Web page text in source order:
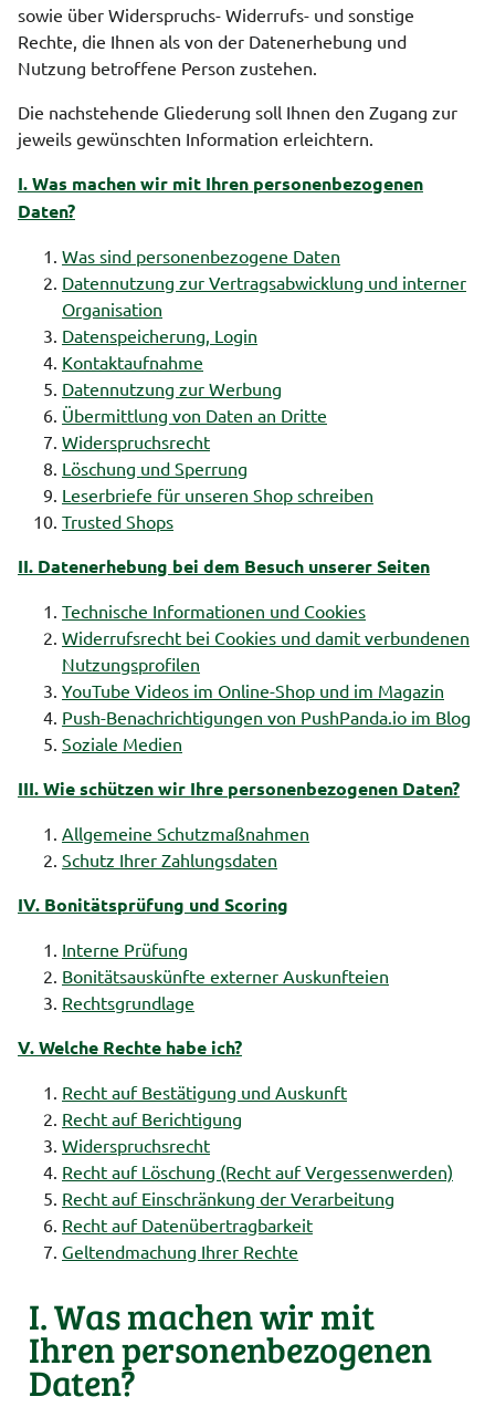
sowie über Widerspruchs- Widerrufs- und sonstige
Rechte, die Ihnen als von der Datenerhebung und
Nutzung betroffene Person zustehen.
Die nachstehende Gliederung soll Ihnen den Zugang zur
jeweils gewünschten Information erleichtern.
I. Was machen wir mit Ihren personenbezogenen
Daten?
Was sind personenbezogene Daten
Datennutzung zur Vertragsabwicklung und interner
Organisation
Datenspeicherung, Login
Kontaktaufnahme
Datennutzung zur Werbung
Übermittlung von Daten an Dritte
Widerspruchsrecht
Löschung und Sperrung
Leserbriefe für unseren Shop schreiben
Trusted Shops
II. Datenerhebung bei dem Besuch unserer Seiten
Technische Informationen und Cookies
Widerrufsrecht bei Cookies und damit verbundenen
Nutzungsprofilen
YouTube Videos im Online-Shop und im Magazin
Push-Benachrichtigungen von PushPanda.io im Blog
Soziale Medien
III. Wie schützen wir Ihre personenbezogenen Daten?
Allgemeine Schutzmaßnahmen
Schutz Ihrer Zahlungsdaten
IV. Bonitätsprüfung und Scoring
Interne Prüfung
Bonitätsauskünfte externer Auskunfteien
Rechtsgrundlage
V. Welche Rechte habe ich?
Recht auf Bestätigung und Auskunft
Recht auf Berichtigung
Widerspruchsrecht
Recht auf Löschung (Recht auf Vergessenwerden)
Recht auf Einschränkung der Verarbeitung
Recht auf Datenübertragbarkeit
Geltendmachung Ihrer Rechte
I. Was machen wir mit
Ihren personenbezogenen
Daten?